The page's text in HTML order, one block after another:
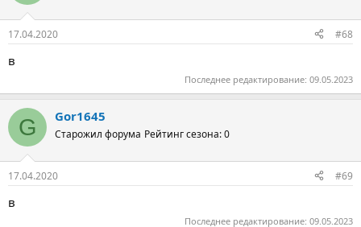
17.04.2020 #68
в
Последнее редактирование: 09.05.2023
G Gor1645
Старожил форума Рейтинг сезона: 0
17.04.2020 #69
в
Последнее редактирование: 09.05.2023